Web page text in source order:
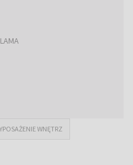
WNĘTRZ